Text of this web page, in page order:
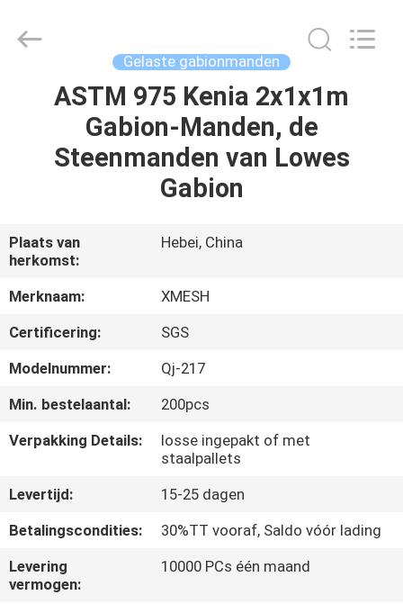
HUIS
PRODUCTEN
ONS
FABRIEKSREIS
KWALITEITSCONTROLE
CONTACTEER
ONS
VERZOEK
OM EEN
CITAAT
Gelaste gabionmanden
ASTM 975 Kenia 2x1x1m
Gabion-Manden, de
Steenmanden van Lowes
Gabion
Plaats van
herkomst:
Hebei, China
Merknaam:
XMESH
Certificering:
SGS
Modelnummer:
Qj-217
Min. bestelaantal:
200pcs
Verpakking Details:
losse ingepakt of met
staalpallets
Levertijd:
15-25 dagen
Betalingscondities:
30%TT vooraf, Saldo vóór lading
Levering
vermogen:
10000 PCs één maand